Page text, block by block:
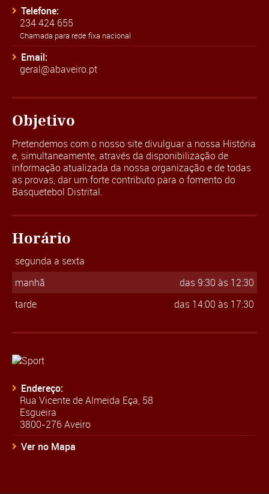
Telefone:
234 424 655
Chamada para rede fixa nacional
Email:
geral@abaveiro.pt
Objetivo
Pretendemos com o nosso site divulguar a nossa História
e, simultaneamente, através da disponibilização de
informação atualizada da nossa organização e de todas
as provas, dar um forte contributo para o fomento do
Basquetebol Distrital.
Horário
segunda a sexta
manhã
das 9:30 às 12:30
tarde
das 14:00 às 17:30
Endereço:
Rua Vicente de Almeida Eça, 58
Esgueira
3800-276 Aveiro
Ver no Mapa